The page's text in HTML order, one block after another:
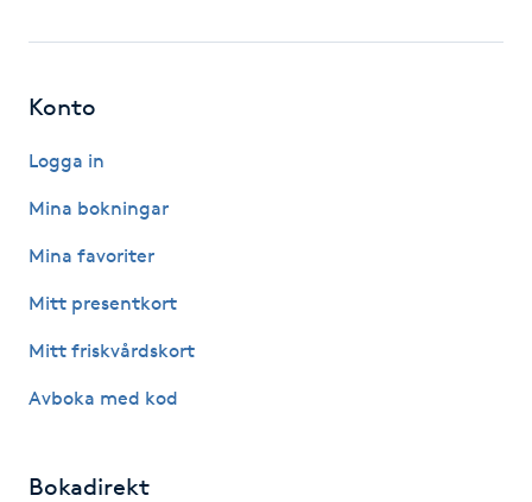
Klippning
Klippning ungdom
Koppningsmassage
Kosmetisk tatuering
Konto
Logga in
Mina bokningar
Mina favoriter
Mitt presentkort
Mitt friskvårdskort
Avboka med kod
Bokadirekt